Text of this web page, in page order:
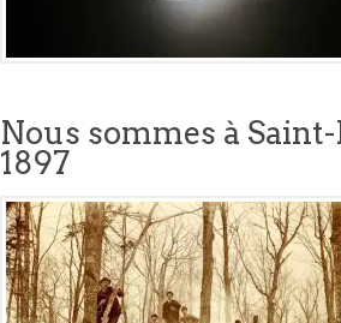
Nous sommes à
1897